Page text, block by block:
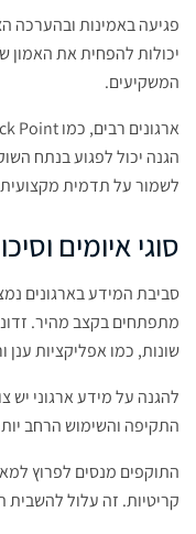
פגיעה באמינות ובהערכה
יכולות להפחית את האמון
המשקיעים.
הגנה יכול לפגוע בנתח
לשמור על תדמית
סוגי איומים
סביבת המידע בארגונים
מתפתחים בקצב מהיר.
שונות, כמו אפליקציות
להגנה על מידע ארגוני יש
התקיפה והשימוש הרחב
התוקפים מנסים לפרוץ
קריטיות. זה עלול להשבית